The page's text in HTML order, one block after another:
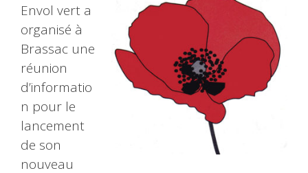
Envol vert a
organisé à
Brassac une
réunion
d’informatio
n pour le
lancement
de son
nouveau